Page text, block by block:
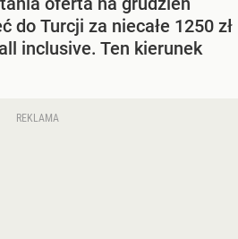
do Turcji za niecałe 1250 zł
inclusive. Ten kierunek